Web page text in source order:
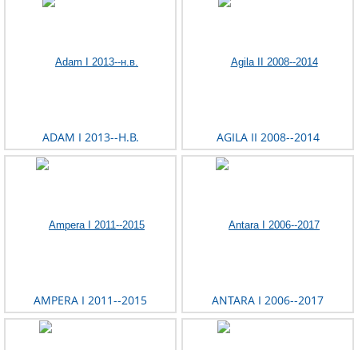
ADAM I 2013--Н.В. AGILA II 2008--2014
AMPERA I 2011--2015 ANTARA I 2006--2017